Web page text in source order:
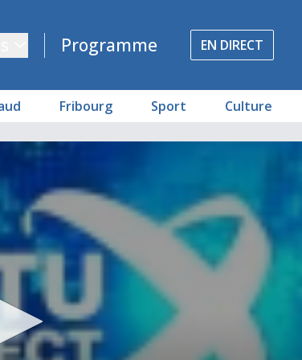
Programme EN DIRECT
Fribourg Sport Culture